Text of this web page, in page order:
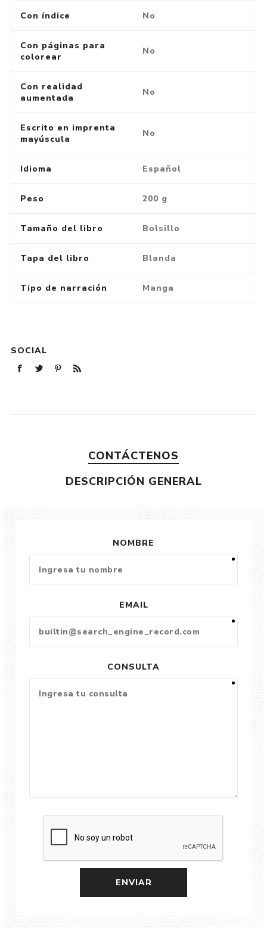
Con índice No
Con páginas para
colorear
No
Con realidad
aumentada
No
Escrito en imprenta
mayúscula
No
Idioma Español
Peso 200 g
Tamaño del libro Bolsillo
Tapa del libro Blanda
Tipo de narración Manga
SOCIAL
CONTÁCTENOS
DESCRIPCIÓN GENERAL
NOMBRE
EMAIL
CONSULTA